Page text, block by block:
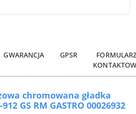
GWARANCJA GPSR
chromowana gładka
GS RM GASTRO 00026932